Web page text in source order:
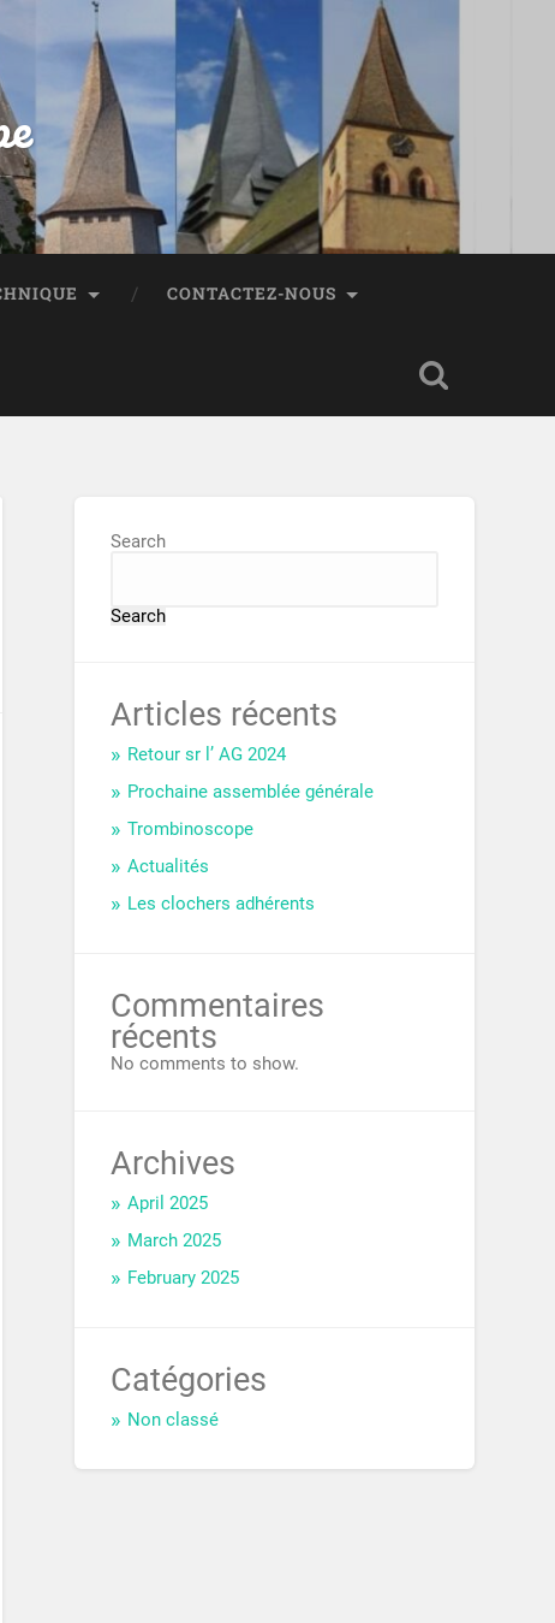
CONTACTEZ-NOUS
Search
Search
Articles récents
Retour sr l’ AG 2024
Prochaine assemblée générale
Trombinoscope
Actualités
Les clochers adhérents
Commentaires
récents
No comments to show.
Archives
April 2025
March 2025
February 2025
Catégories
Non classé